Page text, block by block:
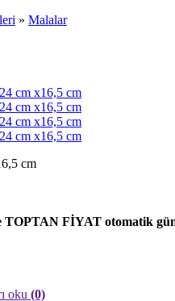
» Malalar
cm
TOPTAN FİYAT otomatik
oku (0)